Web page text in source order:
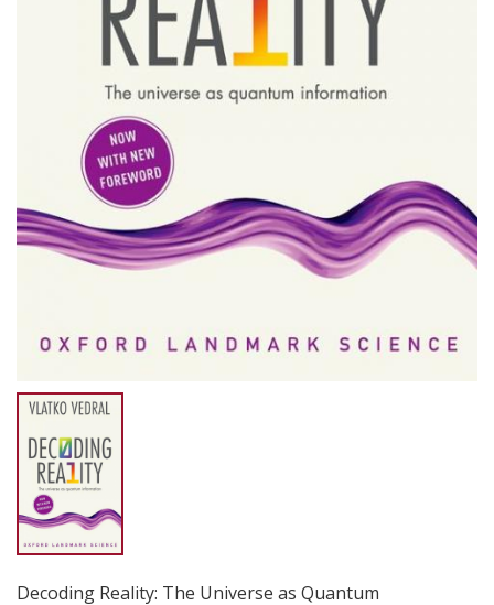
Decoding Reality: The Universe as Quantum